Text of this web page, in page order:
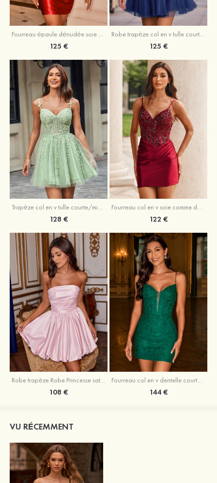
125 € 125 €
Trapèze col en v tulle courte/mini robe de fête de la rentrée avec perles
128 €
Fourreau col en v soie comme du satin courte/mini robe de fête de la rentrée avec paillettes
122 €
Robe trapèze Robe Princesse satin sans manches courte/mini robe de fête de la rentrée
108 €
Fourreau col en v dentelle courte/mini robe de fête de la rentré avec perles
144 €
VU RÉCEMMENT